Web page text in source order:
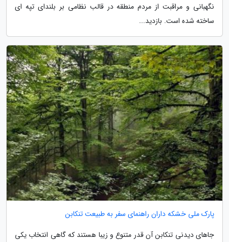
نگهبانی و مراقبت از مردم منطقه در قالب نظامی بر بلندای تپه ای
ساخته شده است. بازدید...
پارک ملی خشکه داران راهنمای سفر به طبیعت تنکابن
جاهای دیدنی تنکابن آن قدر متنوع و زیبا هستند که گاهی انتخاب یکی